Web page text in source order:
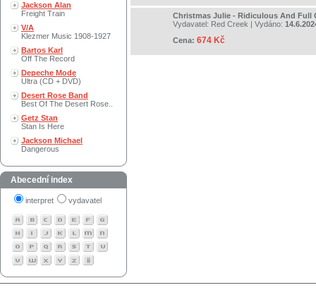
Jackson Alan
Freight Train
V/A
Klezmer Music 1908-1927
Bartos Karl
Off The Record
Depeche Mode
Ultra (CD + DVD)
Desert Rose Band
Best Of The Desert Rose..
Getz Stan
Stan Is Here
Jackson Michael
Dangerous
Abecední index
interpret vydavatel
Christmas Julie - Ridiculous And Full
Vydavatel: Red Creek | Vydáno:
Cena: 674 Kč